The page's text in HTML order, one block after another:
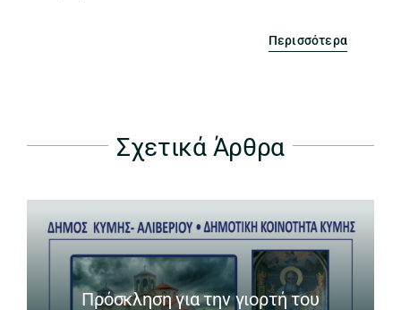
Περισσότερα
Σχετικά Άρθρα
Πρόσκληση για την γιορτή του